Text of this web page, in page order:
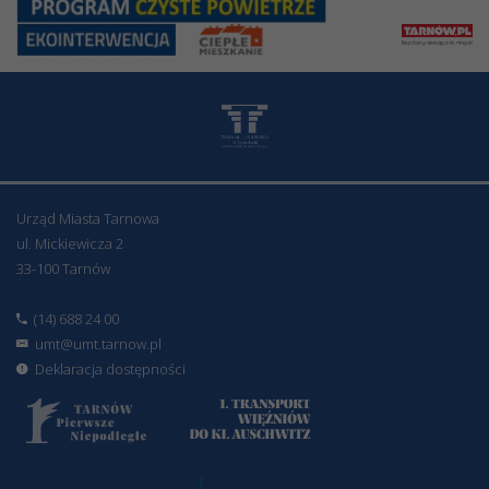
Urząd Miasta Tarnowa
ul. Mickiewicza 2
33-100 Tarnów
(14) 688 24 00
umt@umt.tarnow.pl
Deklaracja dostępności